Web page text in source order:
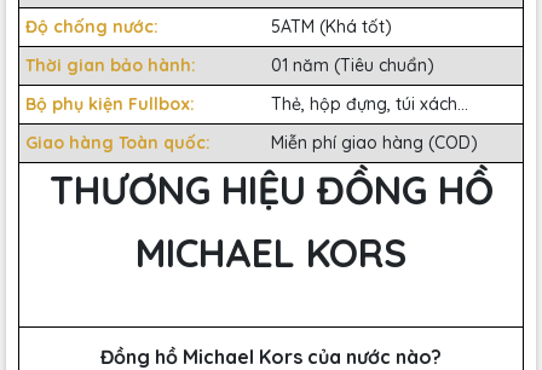
Độ chống nước:
5ATM (Khá tốt)
Thời gian bảo hành:
01 năm (Tiêu chuẩn)
Bộ phụ kiện Fullbox:
Thẻ, hộp đựng, túi xách...
Giao hàng Toàn quốc:
Miễn phí giao hàng (COD)
THƯƠNG HIỆU ĐỒNG HỒ
MICHAEL KORS
Đồng hồ Michael Kors của nước nào?